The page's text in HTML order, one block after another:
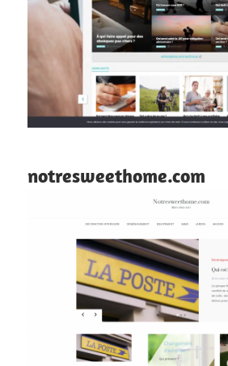
notresweethome.com